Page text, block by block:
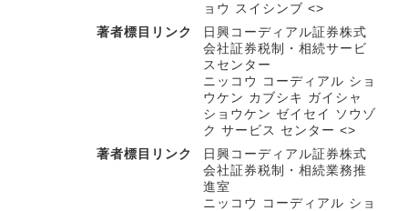
ョウ スイシンブ <>
著者標目リンク
日興コーディアル証券株式
会社証券税制・相続サービ
スセンター
ニッコウ コーディアル ショ
ウケン カブシキ ガイシャ
ショウケン ゼイセイ ソウゾ
ク サービス センター <>
著者標目リンク
日興コーディアル証券株式
会社証券税制・相続業務推
進室
ニッコウ コーディアル ショ